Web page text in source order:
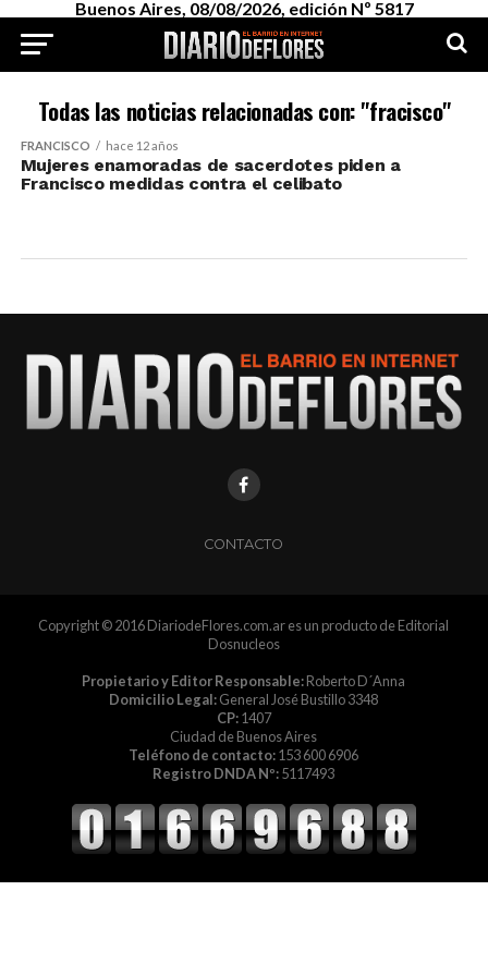
Buenos Aires, 08/08/2026, edición Nº 5817
Todas las noticias relacionadas con: "fracisco"
FRANCISCO hace 12 años
Mujeres enamoradas de sacerdotes piden a
Francisco medidas contra el celibato
CONTACTO
Copyright © 2016 DiariodeFlores.com.ar es un producto de Editorial
Dosnucleos
Propietario y Editor Responsable:Roberto D´Anna
Domicilio Legal:General José Bustillo 3348
CP:1407
Ciudad de Buenos Aires
Teléfono de contacto:153 600 6906
Registro DNDA Nº:5117493